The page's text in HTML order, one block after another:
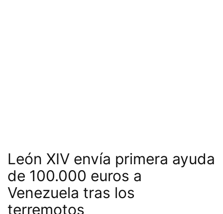
León XIV envía primera ayuda
de 100.000 euros a
Venezuela tras los
terremotos